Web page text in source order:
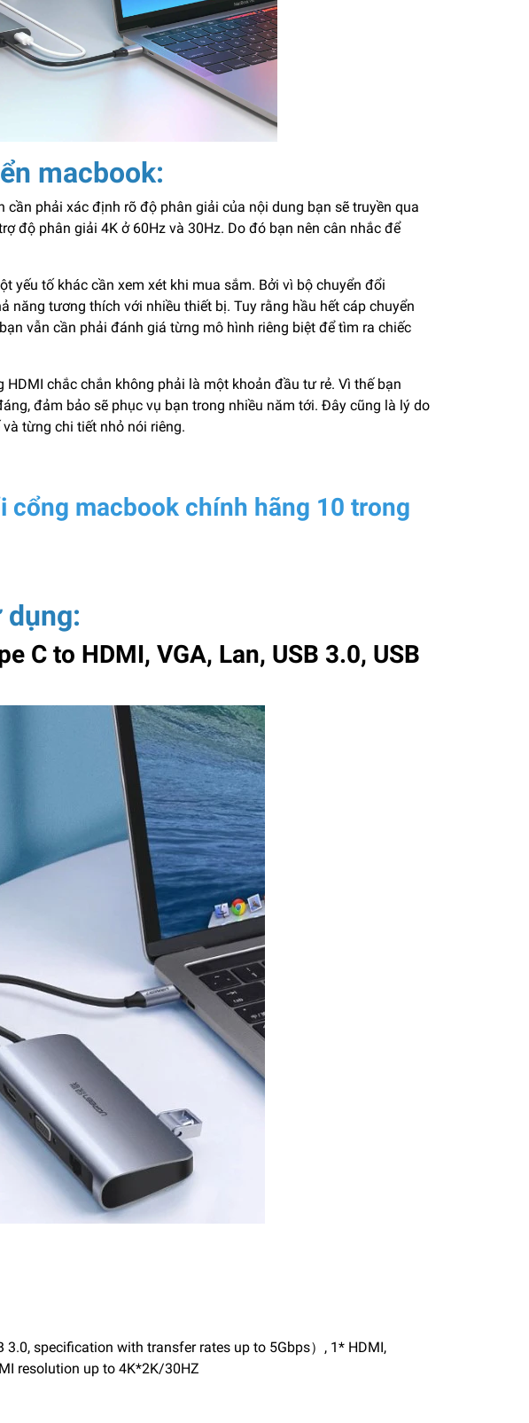
macbook:
cần phải xác định rõ độ phân giải của nội dung bạn sẽ truyền qua
độ phân giải 4K ở 60Hz và 30Hz. Do đó bạn nên cân nhắc để
yếu tố khác cần xem xét khi mua sắm. Bởi vì bộ chuyển đổi
năng tương thích với nhiều thiết bị. Tuy rằng hầu hết cáp chuyển
vẫn cần phải đánh giá từng mô hình riêng biệt để tìm ra chiếc
chắc chắn không phải là một khoản đầu tư rẻ. Vì thế bạn
đảm bảo sẽ phục vụ bạn trong nhiều năm tới. Đây cũng là lý do
từng chi tiết nhỏ nói riêng.
cổng macbook chính hãng 10 trong
dụng:
C to HDMI, VGA, Lan, USB 3.0, USB
specification with transfer rates up to 5Gbps）, 1* HDMI,
resolution up to 4K*2K/30HZ